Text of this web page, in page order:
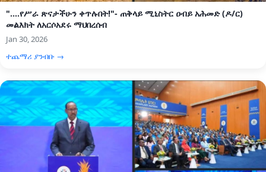
"....የሥራ ጽናታችሁን ቀጥሉበት!"- ጠቅላይ ሚኒስትር ዐብይ አሕመድ (ዶ/ር)
መልእክት ለአርሶአደሩ ማህበረሰብ
Jan 30, 2026
ተጨማሪ ያንብቡ →